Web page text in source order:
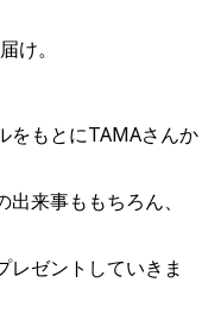
け。
をもとにTAMAさんか
来事ももちろん、
レゼントしていきま